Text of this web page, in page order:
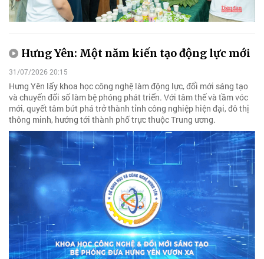
Hưng Yên: Một năm kiến tạo động lực mới
31/07/2026 20:15
Hưng Yên lấy khoa học công nghệ làm động lực, đổi mới sáng tạo
và chuyển đổi số làm bệ phóng phát triển. Với tâm thế và tầm vóc
mới, quyết tâm bứt phá trở thành tỉnh công nghiệp hiện đại, đô thị
thông minh, hướng tới thành phố trực thuộc Trung ương.